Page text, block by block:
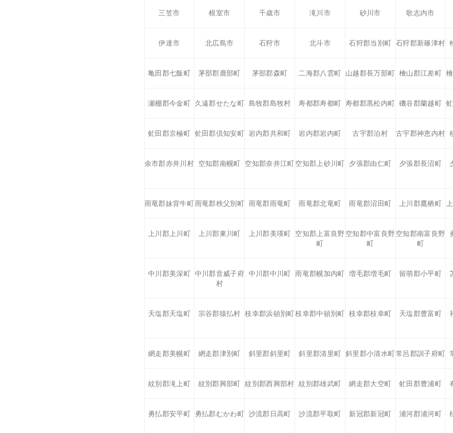
三笠市 根室市 千歳市 滝川市 砂川市 歌志内市
伊達市 北広島市 石狩市 北斗市 石狩郡当別町 石狩郡新篠津村
亀田郡七飯町 茅部郡鹿部町 茅部郡森町 二海郡八雲町 山越郡長万部町 檜山郡江差町
瀬棚郡今金町 久遠郡せたな町 島牧郡島牧村 寿都郡寿都町 寿都郡黒松内町 磯谷郡蘭越町
虻田郡京極町 虻田郡倶知安町 岩内郡共和町 岩内郡岩内町 古宇郡泊村 古宇郡神恵内村
余市郡赤井川村 空知郡南幌町 空知郡奈井江町空知郡上砂川町 夕張郡由仁町 夕張郡長沼町
雨竜郡妹背牛町雨竜郡秩父別町 雨竜郡雨竜町 雨竜郡北竜町 雨竜郡沼田町 上川郡鷹栖町
上川郡上川町 上川郡東川町 上川郡美瑛町
空知郡上富良野
町
空知郡中富良野
町
空知郡南富良野
町
中川郡美深町 中川郡音威子府
村
中川郡中川町 雨竜郡幌加内町 増毛郡増毛町 留萌郡小平町
天塩郡天塩町 宗谷郡猿払村 枝幸郡浜頓別町枝幸郡中頓別町 枝幸郡枝幸町 天塩郡豊富町
網走郡美幌町 網走郡津別町 斜里郡斜里町 斜里郡清里町 斜里郡小清水町常呂郡訓子府町
紋別郡滝上町 紋別郡興部町 紋別郡西興部村 紋別郡雄武町 網走郡大空町 虻田郡豊浦町
勇払郡安平町 勇払郡むかわ町 沙流郡日高町 沙流郡平取町 新冠郡新冠町 浦河郡浦河町